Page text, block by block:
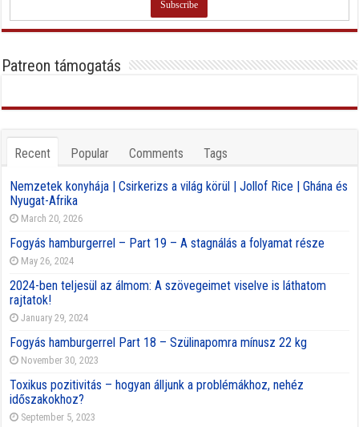
Patreon támogatás
Recent Popular Comments Tags
Nemzetek konyhája | Csirkerizs a világ körül | Jollof Rice | Ghána és
Nyugat-Afrika
March 20, 2026
Fogyás hamburgerrel – Part 19 – A stagnálás a folyamat része
May 26, 2024
2024-ben teljesül az álmom: A szövegeimet viselve is láthatom
rajtatok!
January 29, 2024
Fogyás hamburgerrel Part 18 – Szülinapomra mínusz 22 kg
November 30, 2023
Toxikus pozitivitás – hogyan álljunk a problémákhoz, nehéz
időszakokhoz?
September 5, 2023